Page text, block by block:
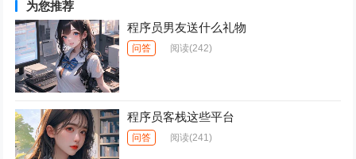
为您推荐
程序员男友送什么礼物
问答 阅读(242)
程序员客栈这些平台
问答 阅读(241)